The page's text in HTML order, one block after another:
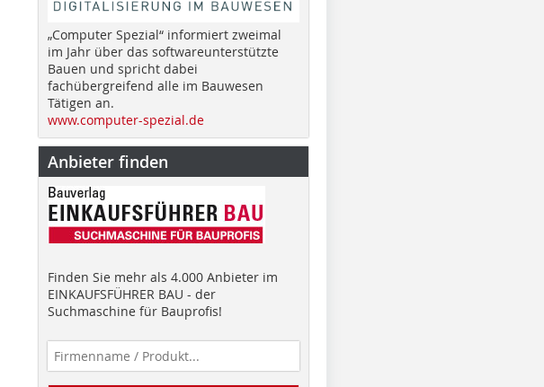
„Computer Spezial“ informiert zweimal
im Jahr über das softwareunterstützte
Bauen und spricht dabei
fachübergreifend alle im Bauwesen
Tätigen an.
www.computer-spezial.de
Anbieter finden
Finden Sie mehr als 4.000 Anbieter im
EINKAUFSFÜHRER BAU - der
Suchmaschine für Bauprofis!